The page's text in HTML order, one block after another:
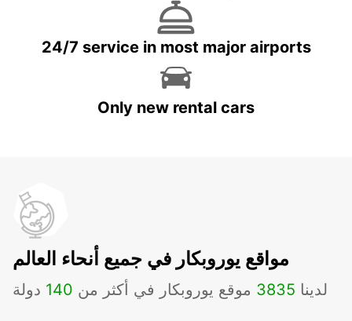
24/7 service in most major airports
Only new rental cars
مواقع يوروبكار في جميع أنحاء العالم
لدينا 3835 موقع يوروبكار في أكثر من 140 دولة